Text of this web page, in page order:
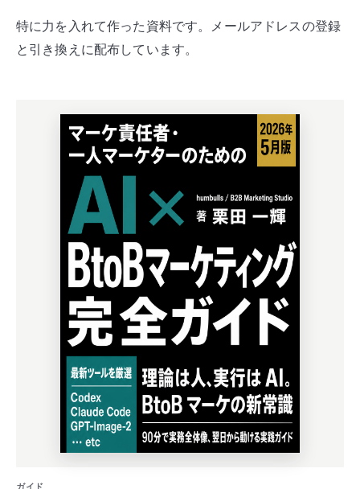
特に力を入れて作った資料です。メールアドレスの登録
と引き換えに配布しています。
ガイド